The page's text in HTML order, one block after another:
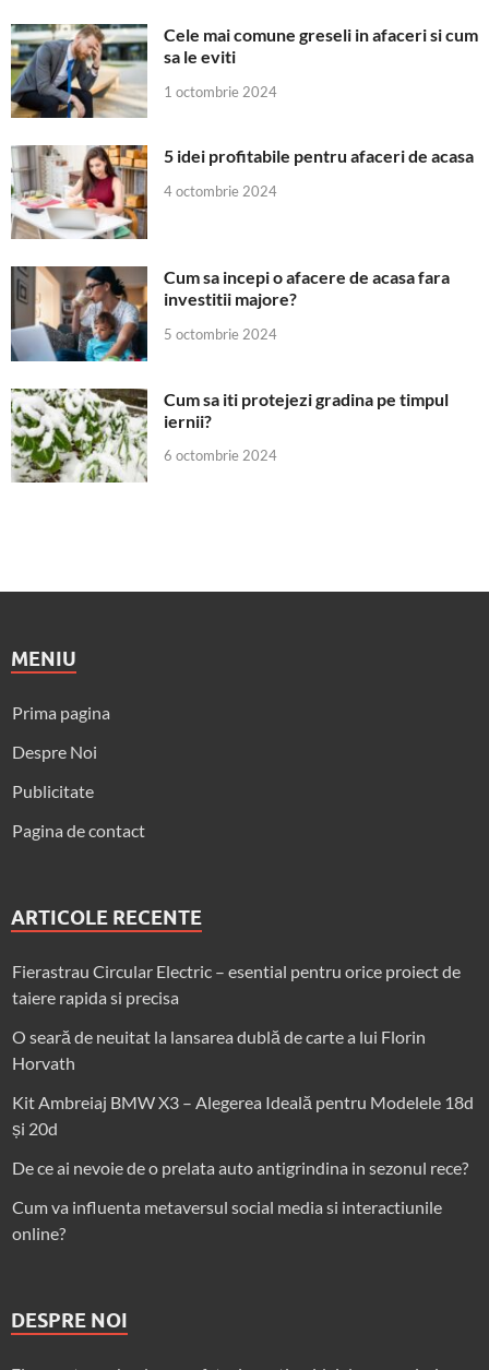
Cele mai comune greseli in afaceri si cum
sa le eviti
1 octombrie 2024
5 idei profitabile pentru afaceri de acasa
4 octombrie 2024
Cum sa incepi o afacere de acasa fara
investitii majore?
5 octombrie 2024
Cum sa iti protejezi gradina pe timpul
iernii?
6 octombrie 2024
MENIU
Prima pagina
Despre Noi
Publicitate
Pagina de contact
ARTICOLE RECENTE
Fierastrau Circular Electric – esential pentru orice proiect de
taiere rapida si precisa
O seară de neuitat la lansarea dublă de carte a lui Florin
Horvath
Kit Ambreiaj BMW X3 – Alegerea Ideală pentru Modelele 18d
și 20d
De ce ai nevoie de o prelata auto antigrindina in sezonul rece?
Cum va influenta metaversul social media si interactiunile
online?
DESPRE NOI